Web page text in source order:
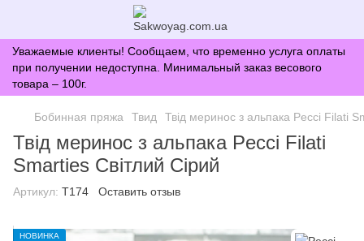
Уважаемые клиенты! Сообщаем, что временно услуга оплаты
при получении недоступна. Минимальный заказ весового
товара – 100г.
Бобинная пряжа Твид Твід меринос з альпака Pecci Filati
Твід меринос з альпака Pecci Filati
Smarties Світлий Сірий
Артикул: T174 Оставить отзыв
НОВИНКА